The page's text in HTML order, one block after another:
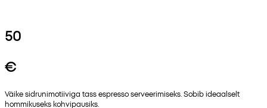
50
€
Väike sidrunimotiiviga tass espresso serveerimiseks. Sobib ideaalselt
hommikuseks kohvipausiks.